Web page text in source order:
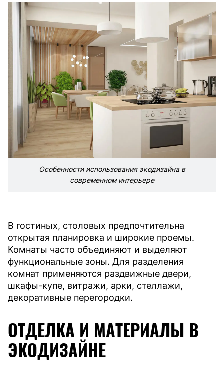
Особенности использования экодизайна в
современном интерьере
В гостиных, столовых предпочтительна
открытая планировка и широкие проемы.
Комнаты часто объединяют и выделяют
функциональные зоны. Для разделения
комнат применяются раздвижные двери,
шкафы-купе, витражи, арки, стеллажи,
декоративные перегородки.
ОТДЕЛКА И МАТЕРИАЛЫ В
ЭКОДИЗАЙНЕ